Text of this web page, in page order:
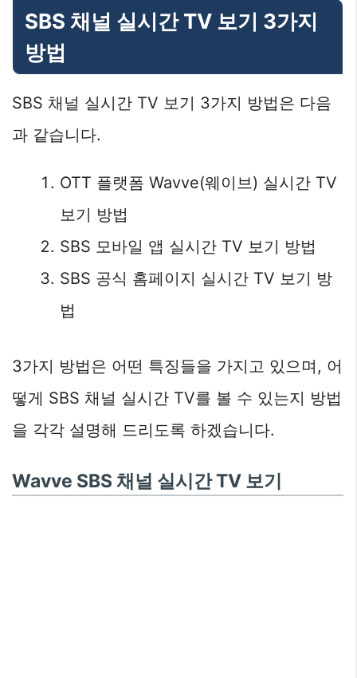
SBS 채널 실시간 TV 보기 3가지
방법
SBS 채널 실시간 TV 보기 3가지 방법은 다음
과 같습니다.
OTT 플랫폼 Wavve(웨이브) 실시간 TV
보기 방법
SBS 모바일 앱 실시간 TV 보기 방법
SBS 공식 홈페이지 실시간 TV 보기 방
법
3가지 방법은 어떤 특징들을 가지고 있으며, 어
떻게 SBS 채널 실시간 TV를 볼 수 있는지 방법
을 각각 설명해 드리도록 하겠습니다.
Wavve SBS 채널 실시간 TV 보기